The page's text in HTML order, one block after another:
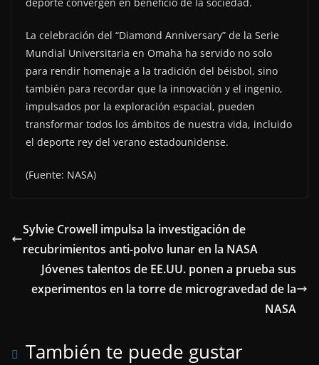
La celebración del “Diamond Anniversary” de la Serie
Mundial Universitaria en Omaha ha servido no solo
para rendir homenaje a la tradición del béisbol, sino
también para recordar que la innovación y el ingenio,
impulsados por la exploración espacial, pueden
transformar todos los ámbitos de nuestra vida, incluido
el deporte rey del verano estadounidense.
(Fuente: NASA)
Sylvie Crowell impulsa la investigación de
recubrimientos anti-polvo lunar en la NASA
Jóvenes talentos de EE.UU. ponen a prueba sus
experimentos en la torre de microgravedad de la
NASA
También te puede gustar